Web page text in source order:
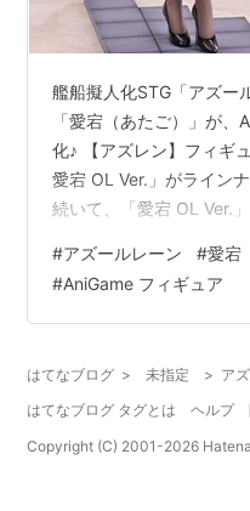
艦船擬人化STG「アズー
「愛宕（あたご）」が
化♪ 【アズレン】フィギ
愛宕 OL Ver.」がライン
続いて、「愛宕 OL Ver.
アズールレーン『愛宕
は、AniGameより2026年
【Amazon】Weiß
#アズールレーン #愛宕
#AniGame フィギュア
はてなブログ > 未指定 > ア
はてなブログ タグとは
ヘルプ
Copyright (C) 2001-2026